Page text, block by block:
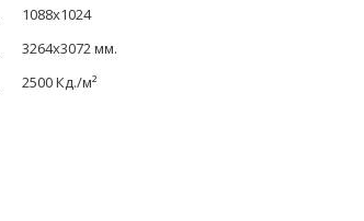
1088x1024
3264x3072 мм.
2500 Кд./м²